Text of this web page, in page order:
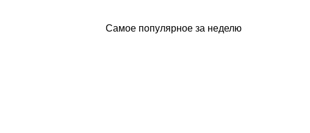
Самое популярное за неделю